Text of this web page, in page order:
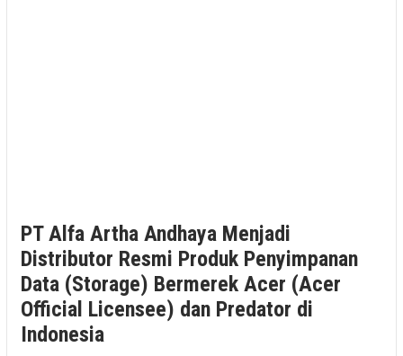
PT Alfa Artha Andhaya Menjadi
Distributor Resmi Produk Penyimpanan
Data (Storage) Bermerek Acer (Acer
Official Licensee) dan Predator di
Indonesia